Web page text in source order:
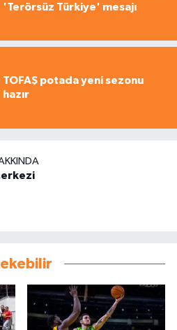
'Terörsüz Türkiye' mesajı
TOFAŞ potada yeni sezonu
hazır